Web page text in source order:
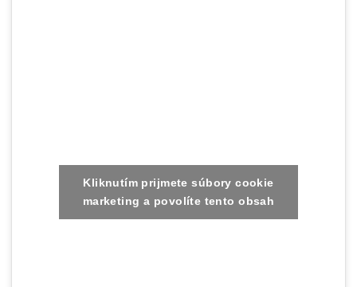
Kliknutím prijmete súbory cookie
marketing a povolíte tento obsah